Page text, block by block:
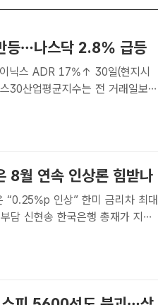
등…나스닥 2.8% 급등
17%↑ 30일(현지시
30산업평균지수는 전 거래일보다
거래를 마쳤다. /AP.뉴시스[더
8월 연속 인상론 힘받나
인상” 한미 금리차 최대
지난
화위원회 본회의를 주재하고 있